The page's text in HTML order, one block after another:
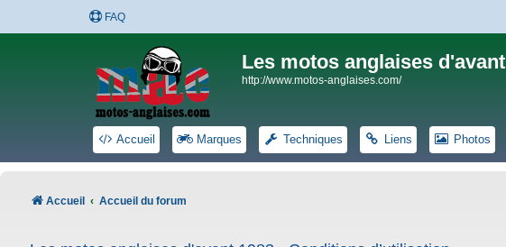
FAQ
Les motos anglaises
http://www.motos-anglaises.com/
Accueil Marques Techniques Liens Photos
Accueil Accueil du forum